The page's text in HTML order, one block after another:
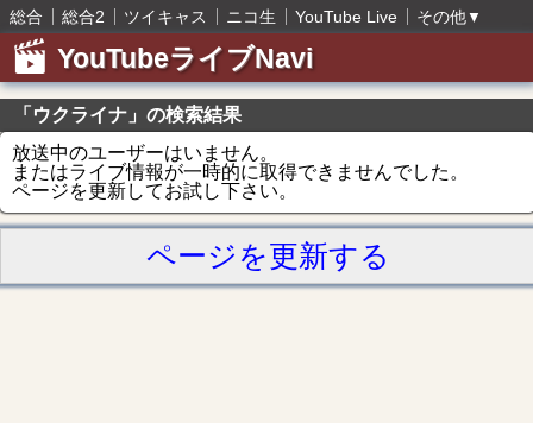
総合 総合2 ツイキャス ニコ生 YouTube Live その他▼
YouTubeライブNavi
「ウクライナ」の検索結果
放送中のユーザーはいません。
またはライブ情報が一時的に取得できませんでした。
ページを更新してお試し下さい。
ページを更新する